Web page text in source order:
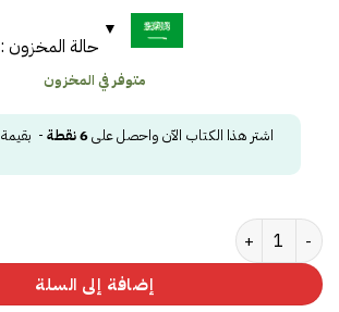
حالة المخزون :
متوفر في المخزون
اشتر هذا الكتاب الآن واحصل على6نقطة- بقيمة
كمية ‎انتقام الجن من نايف‎ (نسخة موقعة)
إضافة إلى السلة